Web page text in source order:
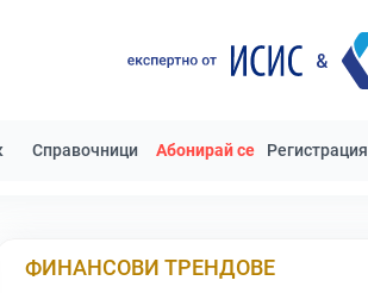
Справочници Абонирай се Регистрация
ФИНАНСОВИ ТРЕНДОВЕ